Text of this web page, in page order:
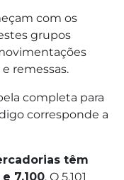
com os
grupos
remessas.
completa para
corresponde a
têm
7.100. O 5.101